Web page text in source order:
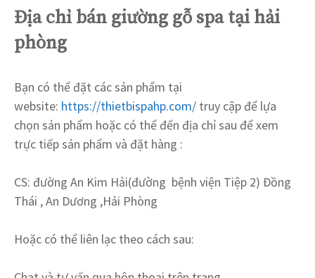
Địa chỉ bán giường gỗ spa tại hải
phòng
Bạn có thể đặt các sản phẩm tại
website: https://thietbispahp.com/ truy cập để lựa
chọn sản phẩm hoặc có thể đến địa chỉ sau để xem
trực tiếp sản phẩm và đặt hàng :
CS: đường An Kim Hải(đường bệnh viện Tiệp 2) Đồng
Thái , An Dương ,Hải Phòng
Hoặc có thể liên lạc theo cách sau: